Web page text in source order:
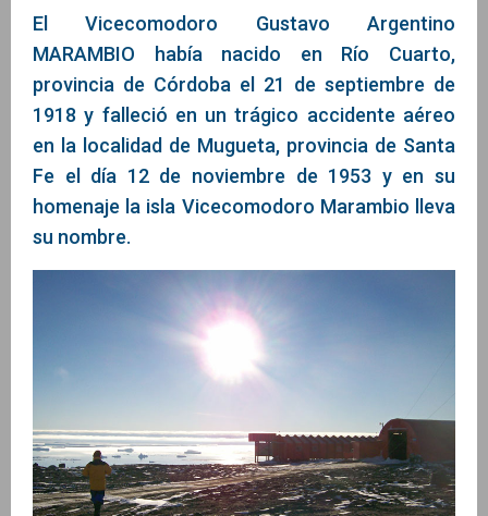
El Vicecomodoro Gustavo Argentino
MARAMBIO había nacido en Río Cuarto,
provincia de Córdoba el 21 de septiembre de
1918 y falleció en un trágico accidente aéreo
en la localidad de Mugueta, provincia de Santa
Fe el día 12 de noviembre de 1953 y en su
homenaje la isla Vicecomodoro Marambio lleva
su nombre.